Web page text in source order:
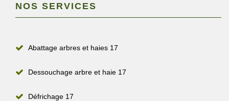
NOS SERVICES
Abattage arbres et haies 17
Dessouchage arbre et haie 17
Défrichage 17